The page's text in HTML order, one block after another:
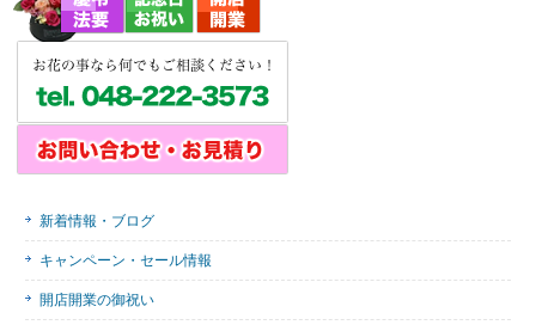
新着情報・ブログ
キャンペーン・セール情報
開店開業の御祝い